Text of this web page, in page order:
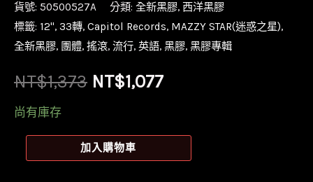
貨號: 50500527A 分類: 全新黑膠, 西洋黑膠
標籤: 12'', 33轉, Capitol Records, MAZZY STAR(迷惑之星),
全新黑膠, 團體, 搖滾, 流行, 英語, 黑膠, 黑膠專輯
NT$1,373 原
價
NT$1,077目
尚有庫存
加入購物車